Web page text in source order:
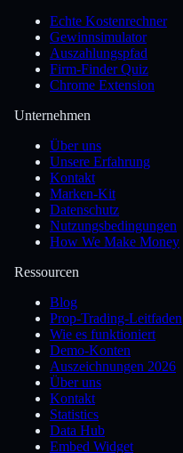
Echte Kostenrechner
Gewinnsimulator
Auszahlungspfad
Firm-Finder Quiz
Chrome Extension
Unternehmen
Über uns
Unsere Erfahrung
Kontakt
Marken-Kit
Datenschutz
Nutzungsbedingungen
How We Make Money
Ressourcen
Blog
Prop-Trading-Leitfaden
Wie es funktioniert
Demo-Konten
Auszeichnungen 2026
Über uns
Kontakt
Statistics
Data Hub
Embed Widget